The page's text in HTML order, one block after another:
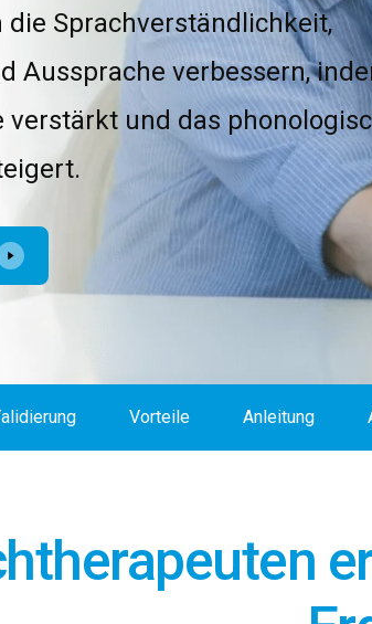
die Sprachverständlichkeit,
Aussprache verbessern,
verstärkt und das
Vorteile Anleitung